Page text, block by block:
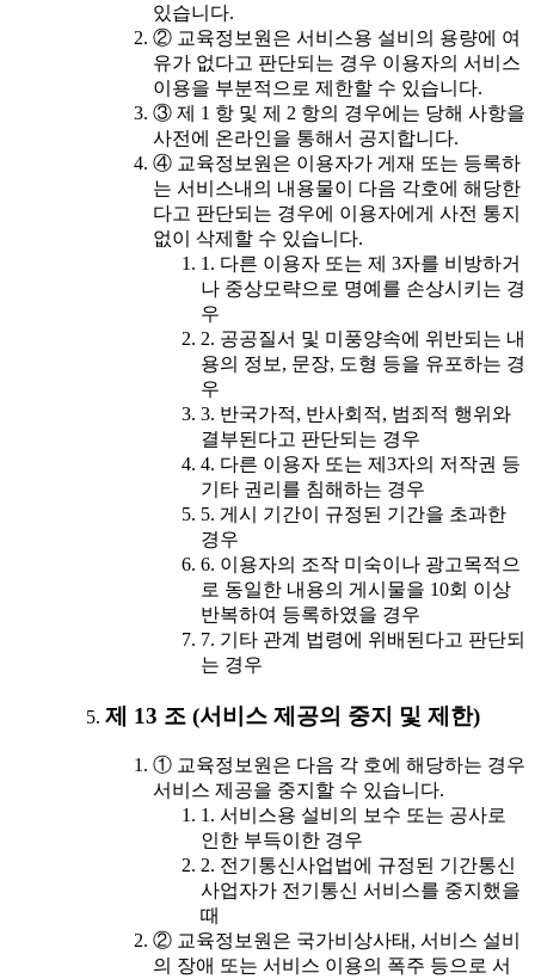
있습니다.
② 교육정보원은 서비스용 설비의 용량에 여
유가 없다고 판단되는 경우 이용자의 서비스
이용을 부분적으로 제한할 수 있습니다.
③ 제 1 항 및 제 2 항의 경우에는 당해 사항을
사전에 온라인을 통해서 공지합니다.
④ 교육정보원은 이용자가 게재 또는 등록하
는 서비스내의 내용물이 다음 각호에 해당한
다고 판단되는 경우에 이용자에게 사전 통지
없이 삭제할 수 있습니다.
1. 다른 이용자 또는 제 3자를 비방하거
나 중상모략으로 명예를 손상시키는 경
우
2. 공공질서 및 미풍양속에 위반되는 내
용의 정보, 문장, 도형 등을 유포하는 경
우
3. 반국가적, 반사회적, 범죄적 행위와
결부된다고 판단되는 경우
4. 다른 이용자 또는 제3자의 저작권 등
기타 권리를 침해하는 경우
5. 게시 기간이 규정된 기간을 초과한
경우
6. 이용자의 조작 미숙이나 광고목적으
로 동일한 내용의 게시물을 10회 이상
반복하여 등록하였을 경우
7. 기타 관계 법령에 위배된다고 판단되
는 경우
제 13 조 (서비스 제공의 중지 및 제한)
① 교육정보원은 다음 각 호에 해당하는 경우
서비스 제공을 중지할 수 있습니다.
1. 서비스용 설비의 보수 또는 공사로
인한 부득이한 경우
2. 전기통신사업법에 규정된 기간통신
사업자가 전기통신 서비스를 중지했을
때
② 교육정보원은 국가비상사태, 서비스 설비
의 장애 또는 서비스 이용의 폭주 등으로 서